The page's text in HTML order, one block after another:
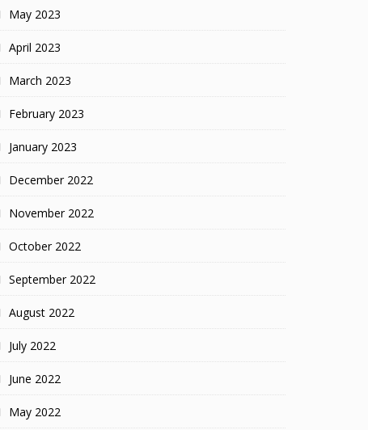
May 2023
April 2023
March 2023
February 2023
January 2023
December 2022
November 2022
October 2022
September 2022
August 2022
July 2022
June 2022
May 2022